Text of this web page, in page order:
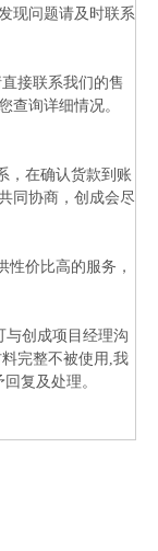
现问题请及时联系
接联系我们的售
查询详细情况。
，在确认货款到账
同协商，创成会尽
性价比高的服务，
与创成项目经理沟
完整不被使用,我
复及处理。